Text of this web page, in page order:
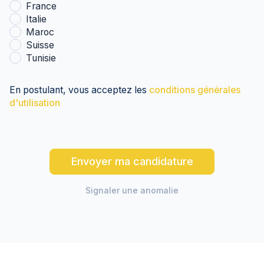
France
Italie
Maroc
Suisse
Tunisie
En postulant, vous acceptez les conditions générales
d'utilisation
Envoyer ma candidature
Signaler une anomalie